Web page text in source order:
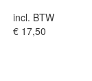
incl. BTW
€ 17,50